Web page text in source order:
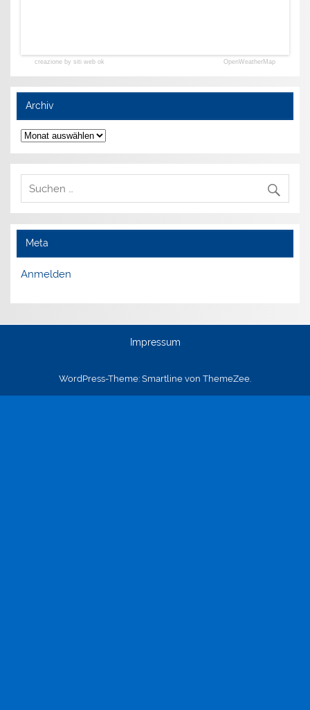
creazione by siti web ok OpenWeatherMap
Archiv
Archiv
Meta
Anmelden
Impressum
WordPress-Theme: Smartline von ThemeZee.